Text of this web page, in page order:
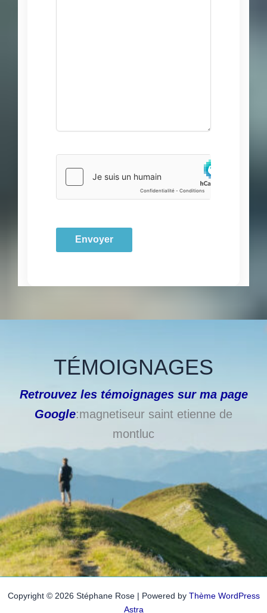
TÉMOIGNAGES
Retrouvez les témoignages sur ma page
Google:magnetiseur saint etienne de
montluc
Copyright © 2026 Stéphane Rose | Powered by Thème WordPress
Astra